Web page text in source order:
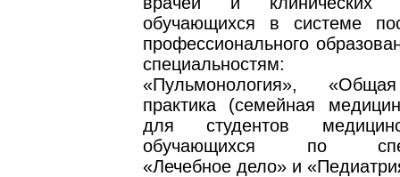
обучающихся в системе
профессионального
специальностям:
«Пульмонология»,
практика (семейная
для студентов
обучающихся по
«Лечебное дело» и